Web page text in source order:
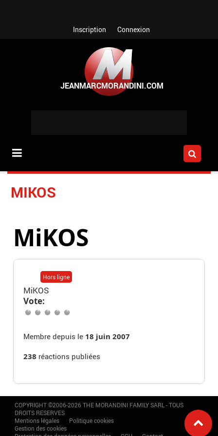
Inscription Connexion
MIKOS
MiKOS
Hors ligne
MiKOS
Vote:
Membre depuis le 18 juin 2007
238 réactions publiées
COPYRIGHT ©2006-2026 THE MORANDINI FAMILY SARL - TOUS
DROITS RESERVES
Mentions légales
Politique cookies
Gestion des cookies